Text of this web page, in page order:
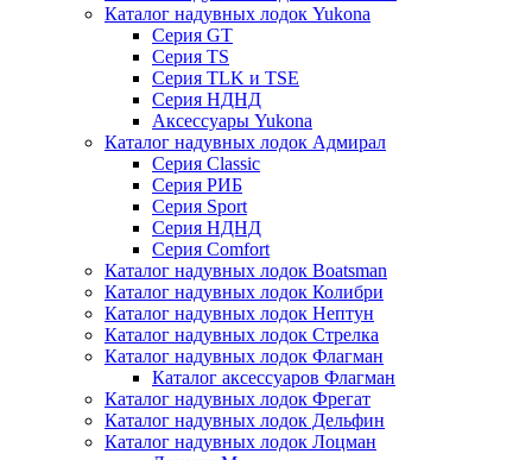
Каталог надувных лодок Yukona
Серия GT
Серия TS
Серия TLK и TSE
Серия НДНД
Аксессуары Yukona
Каталог надувных лодок Адмирал
Серия Classic
Серия РИБ
Серия Sport
Серия НДНД
Серия Comfort
Каталог надувных лодок Boatsman
Каталог надувных лодок Колибри
Каталог надувных лодок Нептун
Каталог надувных лодок Стрелка
Каталог надувных лодок Флагман
Каталог аксессуаров Флагман
Каталог надувных лодок Фрегат
Каталог надувных лодок Дельфин
Каталог надувных лодок Лоцман